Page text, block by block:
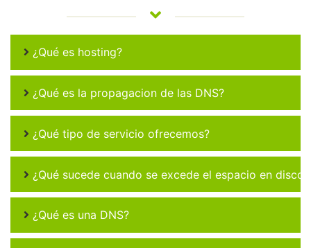
¿Qué es hosting?
¿Qué es la propagacion de las DNS?
¿Qué tipo de servicio ofrecemos?
¿Qué sucede cuando se excede el espacio en disco
¿Qué es una DNS?